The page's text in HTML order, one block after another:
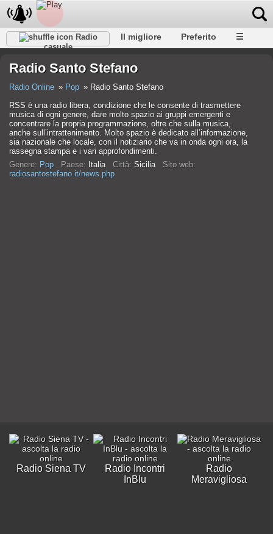
Radio
casuale
Il migliore Preferito ☰
Radio Santo Stefano
Radio Online Pop
Radio Santo Stefano
RSS è una radio libera, condizione che le consente di trasmettere
musica di ogni genere, dare molto spazio ai gruppi emergenti e
concentrare la propria programmazione, oltre che sulla musica,
anche sull’intrattenimento. Molto spazio è dedicato all’informazione,
sia nazionale che locale, con il notiziario che va in onda ogni ora, la
rassegna stampa e i vari approfondimenti.
Genere: Pop Paese: Italia Città: Sicilia Sito web:
radiosantostefano.it/news.php
Radio Siena TV
Radio Incontri
InBlu
Radio
Meravigliosa